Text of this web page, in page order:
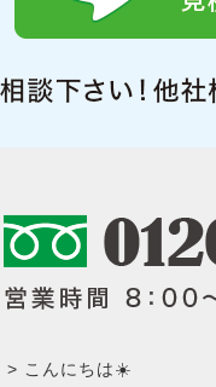
こんにちは☀️